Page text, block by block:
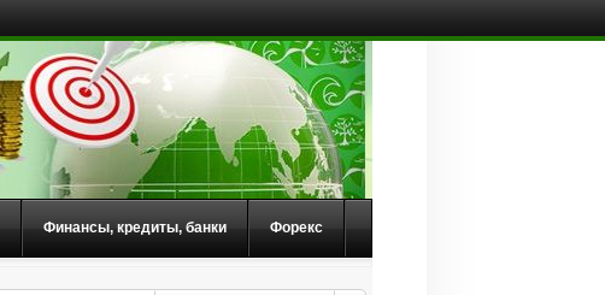
Финансы, кредиты, банки Форекс